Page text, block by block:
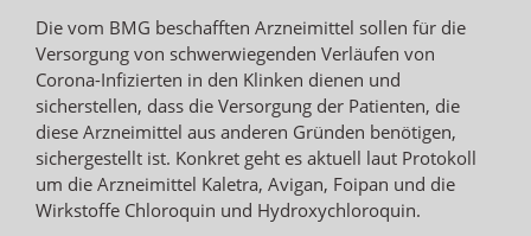
Die vom BMG beschafften Arzneimittel sollen für die
Versorgung von schwerwiegenden Verläufen von
Corona-Infizierten in den Klinken dienen und
sicherstellen, dass die Versorgung der Patienten, die
diese Arzneimittel aus anderen Gründen benötigen,
sichergestellt ist. Konkret geht es aktuell laut Protokoll
um die Arzneimittel Kaletra, Avigan, Foipan und die
Wirkstoffe Chloroquin und Hydroxychloroquin.